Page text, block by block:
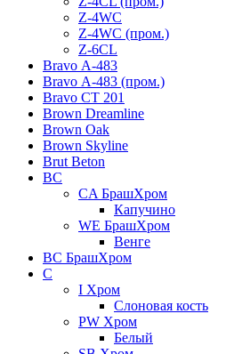
Z-4WC
Z-4WC (пром.)
Z-6CL
Bravo А-483
Bravo А-483 (пром.)
Bravo СТ 201
Brown Dreamline
Brown Oak
Brown Skyline
Brut Beton
BС
CA БрашХром
Капучино
WE БрашХром
Венге
BС БрашХром
C
I Хром
Слоновая кость
PW Хром
Белый